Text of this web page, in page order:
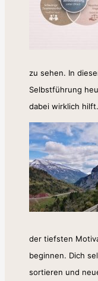
zu sehen. In
Selbstführung
dabei wirklich hilft.
der tiefsten
beginnen. Dich
sortieren und